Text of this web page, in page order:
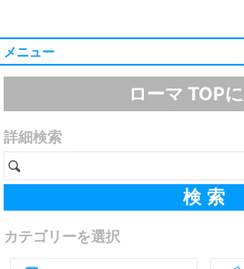
メニュー
ローマ TOP
詳細検索
カテゴリーを選択